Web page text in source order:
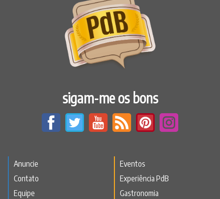
sigam-me os bons
Anuncie
Contato
Equipe
Eventos
Experiência PdB
Gastronomia